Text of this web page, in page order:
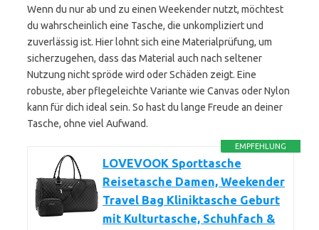
Wenn du nur ab und zu einen Weekender nutzt, möchtest
du wahrscheinlich eine Tasche, die unkompliziert und
zuverlässig ist. Hier lohnt sich eine Materialprüfung, um
sicherzugehen, dass das Material auch nach seltener
Nutzung nicht spröde wird oder Schäden zeigt. Eine
robuste, aber pflegeleichte Variante wie Canvas oder Nylon
kann für dich ideal sein. So hast du lange Freude an deiner
Tasche, ohne viel Aufwand.
EMPFEHLUNG
LOVEVOOK Sporttasche
Reisetasche Damen, Weekender
Travel Bag Kliniktasche Geburt
mit Kulturtasche, Schuhfach &